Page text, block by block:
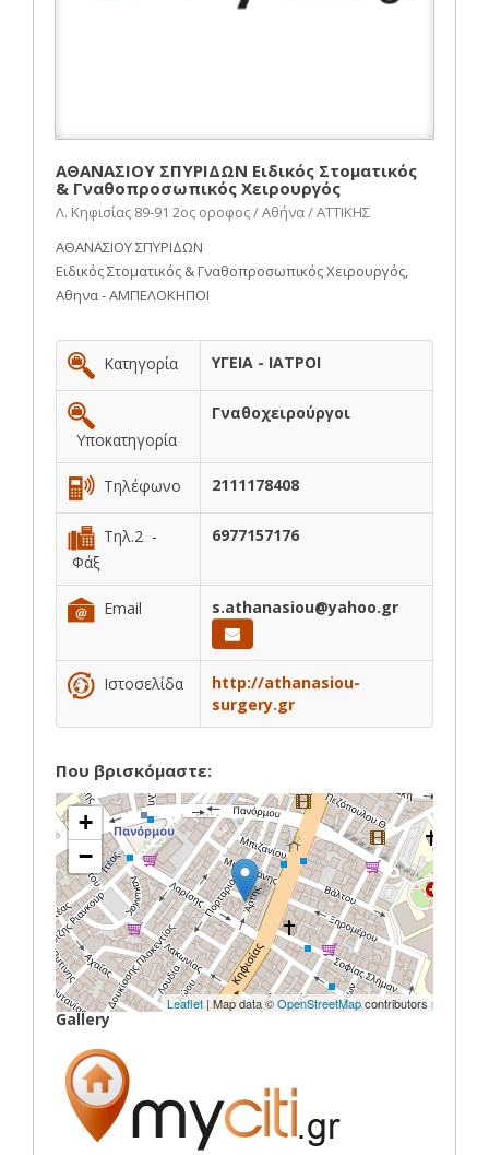
ΑΘΑΝΑΣΙΟΥ ΣΠΥΡΙΔΩΝ Ειδικός Στοματικός
& Γναθοπροσωπικός Χειρουργός
Λ. Κηφισίας 89-91 2ος οροφος / Αθήνα / ΑΤΤΙΚΗΣ
ΑΘΑΝΑΣΙΟΥ ΣΠΥΡΙΔΩΝ
Ειδικός Στοματικός & Γναθοπροσωπικός Χειρουργός,
Αθηνα - ΑΜΠΕΛΟΚΗΠΟΙ
Κατηγορία ΥΓΕΙΑ - ΙΑΤΡΟΙ
Υποκατηγορία
Γναθοχειρούργοι
Τηλέφωνο 2111178408
Τηλ.2 -
Φάξ
6977157176
Email s.athanasiou@yahoo.gr
Ιστοσελίδα
http://athanasiou-
surgery.gr
Που βρισκόμαστε:
+
−
Leaflet | Map data ©OpenStreetMapcontributors
Gallery